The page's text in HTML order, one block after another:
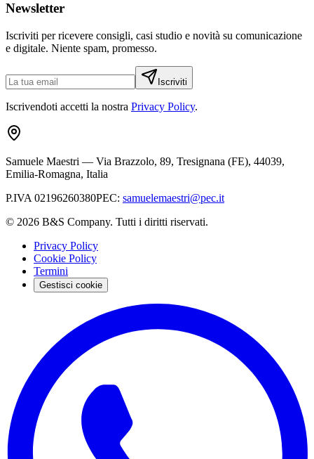
Newsletter
Iscriviti per ricevere consigli, casi studio e novità su comunicazione
e digitale. Niente spam, promesso.
Iscriviti
Iscrivendoti accetti la nostra Privacy Policy.
Samuele Maestri — Via Brazzolo, 89, Tresignana (FE), 44039,
Emilia-Romagna, Italia
P.IVA 02196260380PEC: samuelemaestri@pec.it
© 2026 B&S Company. Tutti i diritti riservati.
Privacy Policy
Cookie Policy
Termini
Gestisci cookie